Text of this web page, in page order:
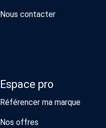
Nous contacter
Espace pro
Référencer ma marque
Nos offres